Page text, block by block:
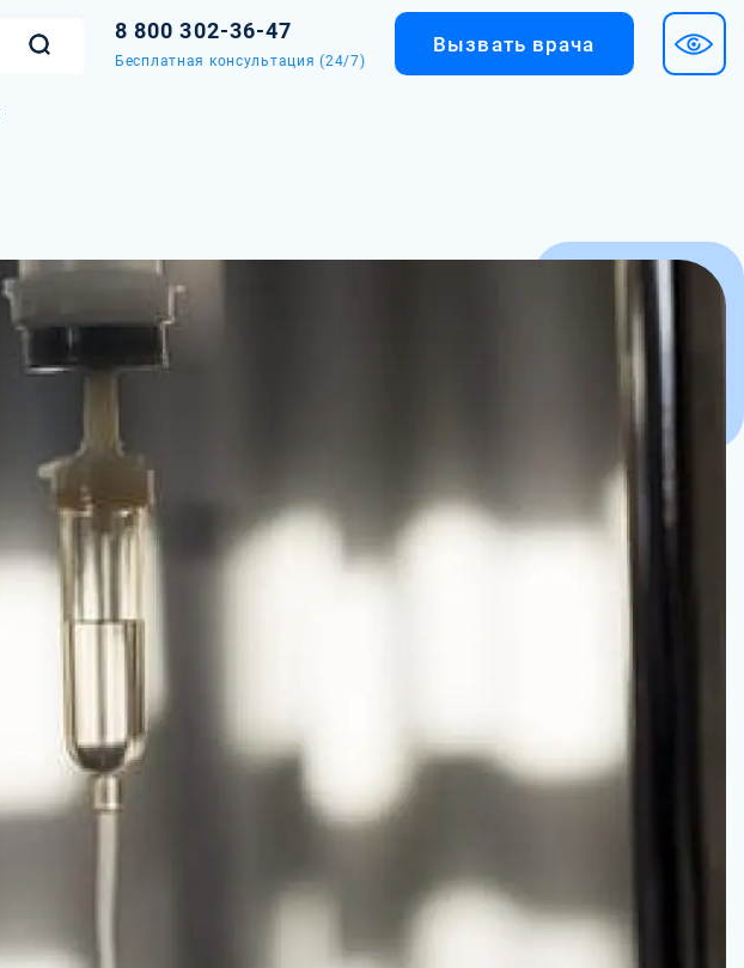
8 800 302-36-47
Бесплатная консультация (24/7)
Вызвать врача